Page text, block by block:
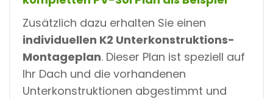
Zusätzlich dazu erhalten Sie einen
individuellen K2 Unterkonstruktions-
Montageplan. Dieser Plan ist speziell auf
Ihr Dach und die vorhandenen
Unterkonstruktionen abgestimmt und